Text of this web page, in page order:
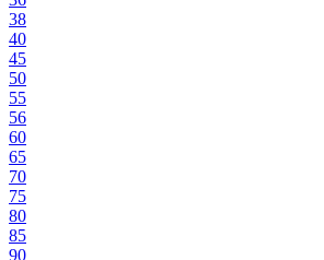
38
40
45
50
55
56
60
65
70
75
80
85
90